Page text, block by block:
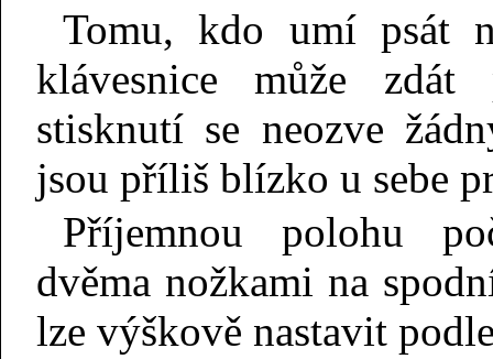
Tomu, kdo umí psát
klávesnice může
stisknutí se neozve
jsou příliš blízko u sebe
Příjemnou polohu
dvěma nožkami na
lze výškově nastavit